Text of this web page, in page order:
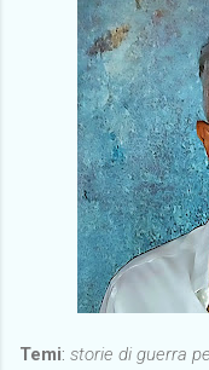
Temi: storie di guerra